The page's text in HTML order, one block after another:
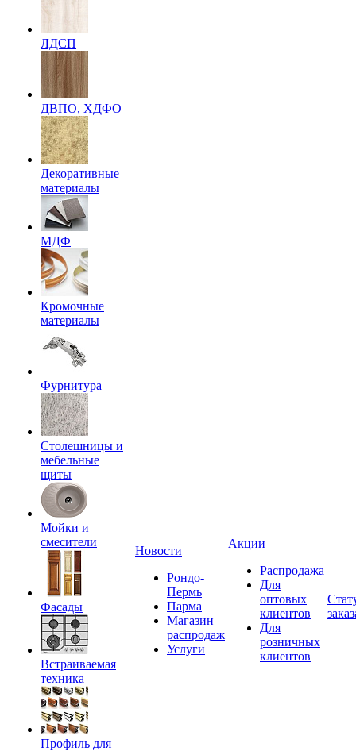
ЛДСП
ДВПО, ХДФО
Декоративные
материалы
МДФ
Кромочные
материалы
Фурнитура
Столешницы и
мебельные
щиты
Мойки и
смесители
Фасады
Встраиваемая
техника
Профиль для
Новости
Рондо-
Пермь
Парма
Магазин
распродаж
Услуги
Акции
Распродажа
Для
оптовых
клиентов
Для
розничных
клиентов